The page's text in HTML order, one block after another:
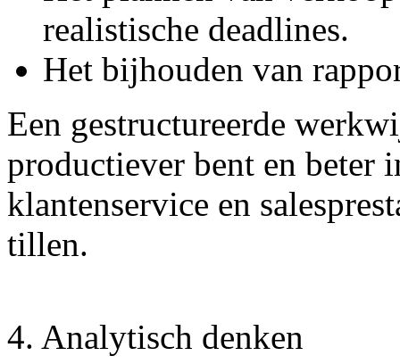
realistische deadlines.
Het bijhouden van
Een gestructureerde
productiever bent en beter
klantenservice en
tillen.
4. Analytisch denken